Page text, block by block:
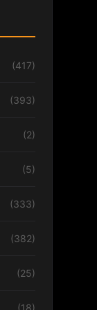
(417)
(393)
(2)
(5)
(333)
(382)
(25)
(18)